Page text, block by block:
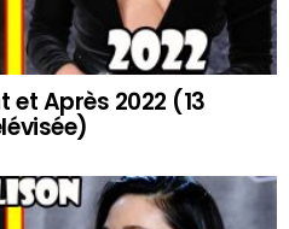
et Après 2022 (13